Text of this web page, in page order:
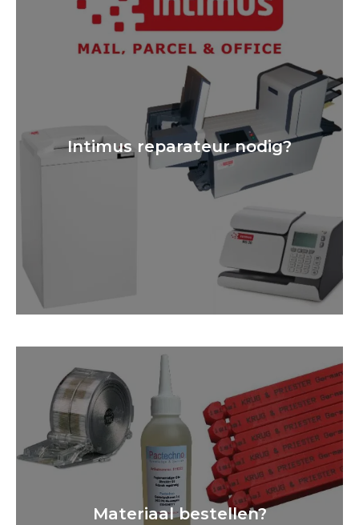
Intimus reparateur nodig?
Materiaal bestellen?